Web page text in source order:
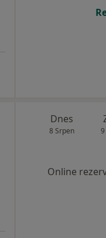
Dnes
8 Srpen
Online